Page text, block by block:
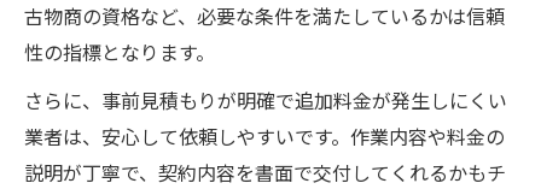
古物商の資格など、必要な条件を満たしているかは信頼
性の指標となります。
さらに、事前見積もりが明確で追加料金が発生しにくい
業者は、安心して依頼しやすいです。作業内容や料金の
説明が丁寧で、契約内容を書面で交付してくれるかもチ